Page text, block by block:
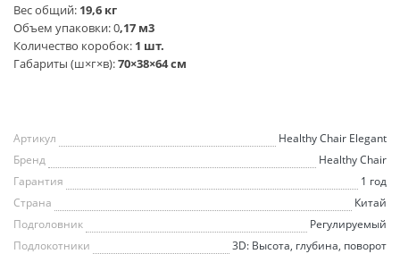
Вес общий: 19,6 кг
Объем упаковки: 0,17 м3
Количество коробок: 1 шт.
Габариты (ш×г×в):70×38×64 см
Артикул
Healthy Chair Elegant
Бренд
Healthy Chair
Гарантия
1 год
Страна
Китай
Подголовник
Регулируемый
Подлокотники
3D: Высота, глубина, поворот